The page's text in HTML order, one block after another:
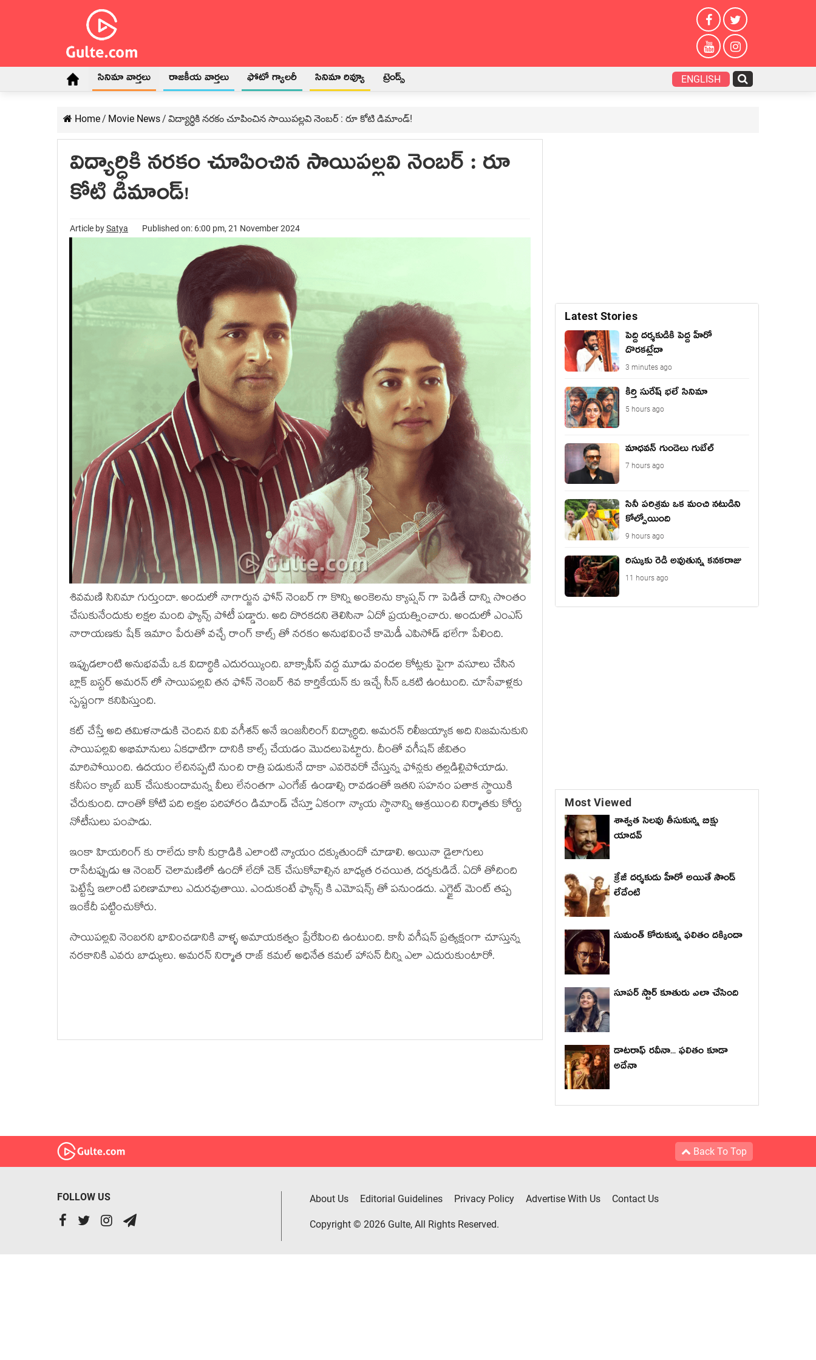
సినిమా వార్తలు రాజకీయ వార్తలు ఫోటో గ్యాలరీ సినిమా రివ్యూ ట్రెండ్స్ ENGLISH
Home/ Movie News/ విద్యార్ధికి నరకం చూపించిన సాయిపల్లవి నెంబర్ : రూ కోటి డిమాండ్!
విద్యార్ధికి నరకం చూపించిన సాయిపల్లవి నెంబర్ : రూ
కోటి డిమాండ్!
Article bySatya Published on: 6:00 pm, 21 November 2024
శివమణి సినిమా గుర్తుందా. అందులో నాగార్జున ఫోన్ నెంబర్ గా కొన్ని అంకెలను క్యాప్షన్ గా పెడితే దాన్ని సొంతం
చేసుకునేందుకు లక్షల మంది ఫ్యాన్స్ పోటీ పడ్డారు. అది దొరకదని తెలిసినా ఏదో ప్రయత్నించారు. అందులో ఎంఎస్
నారాయణకు షేక్ ఇమాం పేరుతో వచ్చే రాంగ్ కాల్స్ తో నరకం అనుభవించే కామెడీ ఎపిసోడ్ భలేగా పేలింది.
ఇప్పుడలాంటి అనుభవమే ఒక విదార్థికి ఎదురయ్యింది. బాక్సాఫీస్ వద్ద మూడు వందల కోట్లకు పైగా వసూలు చేసిన
బ్లాక్ బస్టర్ అమరన్ లో సాయిపల్లవి తన ఫోన్ నెంబర్ శివ కార్తికేయన్ కు ఇచ్చే సీన్ ఒకటి ఉంటుంది. చూసేవాళ్లకు
స్పష్టంగా కనిపిస్తుంది.
కట్ చేస్తే అది తమిళనాడుకి చెందిన వివి వగీశన్ అనే ఇంజనీరింగ్ విద్యార్ధిది. అమరన్ రిలీజయ్యాక అది నిజమనుకుని
సాయిపల్లవి అభిమానులు ఏకధాటిగా దానికి కాల్స్ చేయడం మొదలుపెట్టారు. దీంతో వగీషన్ జీవితం
మారిపోయింది. ఉదయం లేచినప్పటి నుంచి రాత్రి పడుకునే దాకా ఎవరెవరో చేస్తున్న ఫోన్లకు తల్లడిల్లిపోయాడు.
కనీసం క్యాబ్ బుక్ చేసుకుందామన్న వీలు లేనంతగా ఎంగేజ్ ఉండాల్సి రావడంతో ఇతని సహనం పతాక స్థాయికి
చేరుకుంది. దాంతో కోటి పది లక్షల పరిహారం డిమాండ్ చేస్తూ ఏకంగా న్యాయ స్థానాన్ని ఆశ్రయించి నిర్మాతకు కోర్టు
నోటీసులు పంపాడు.
ఇంకా హియరింగ్ కు రాలేదు కానీ కుర్రాడికి ఎలాంటి న్యాయం దక్కుతుందో చూడాలి. అయినా డైలాగులు
రాసేటప్పుడు ఆ నెంబర్ చెలామణిలో ఉందో లేదో చెక్ చేసుకోవాల్సిన బాధ్యత రచయిత, దర్శకుడిదే. ఏదో తోచింది
పెట్టేస్తే ఇలాంటి పరిణామాలు ఎదురవుతాయి. ఎందుకంటే ఫ్యాన్స్ కి ఎమోషన్స్ తో పనుండదు. ఎగ్జైట్ మెంట్ తప్ప
ఇంకేదీ పట్టించుకోరు.
సాయిపల్లవి నెంబరని భావించడానికి వాళ్ళ అమాయకత్వం ప్రేరేపించి ఉంటుంది. కానీ వగీషన్ ప్రత్యక్షంగా చూస్తున్న
నరకానికి ఎవరు బాధ్యులు. అమరన్ నిర్మాత రాజ్ కమల్ అధినేత కమల్ హాసన్ దీన్ని ఎలా ఎదురుకుంటారో.
Latest Stories
పెద్ది దర్శకుడికి పెద్ద హీరో
దొరకట్లేదా
3 minutes ago
కీర్తి సురేష్ భ‌లే సినిమా
5 hours ago
మాధ‌వ‌న్ గుండెలు గుబేల్‌
7 hours ago
సినీ పరిశ్రమ ఒక మంచి నటుడిని
కోల్పోయింది
9 hours ago
రిస్కుకు రెడీ అవుతున్న కనకరాజు
11 hours ago
Most Viewed
శాశ్వత సెలవు తీసుకున్న బిక్షు
యాదవ్
క్రేజీ దర్శకుడు హీరో అయితే సౌండ్
లేదేంటి
సుమంత్ కోరుకున్న ఫలితం దక్కిందా
సూపర్ స్టార్ కూతురు ఎలా చేసింది
డాటరాఫ్ రవీనా... ఫలితం కూడా
అదేనా
Back To Top
FOLLOW US About Us Editorial Guidelines Privacy Policy Advertise With Us Contact Us
Copyright © 2026 Gulte, All Rights Reserved.